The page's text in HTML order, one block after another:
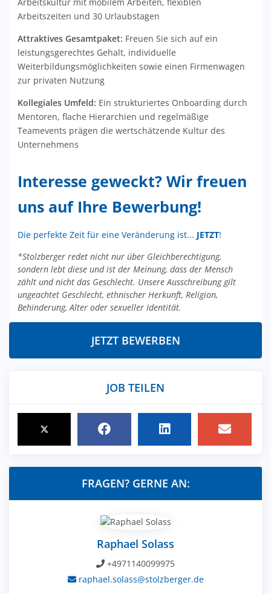
Arbeitszeiten und 30 Urlaubstagen
Attraktives Gesamtpaket: Freuen Sie sich auf ein
leistungsgerechtes Gehalt, individuelle
Weiterbildungsmöglichkeiten sowie einen Firmenwagen
zur privaten Nutzung
Kollegiales Umfeld: Ein strukturiertes Onboarding durch
Mentoren, flache Hierarchien und regelmäßige
Teamevents prägen die wertschätzende Kultur des
Unternehmens
Interesse geweckt? Wir freuen
uns auf Ihre Bewerbung!
Die perfekte Zeit für eine Veränderung ist... JETZT!
*Stolzberger redet nicht nur über Gleichberechtigung,
sondern lebt diese und ist der Meinung, dass der Mensch
zählt und nicht das Geschlecht. Unsere Ausschreibung gilt
ungeachtet Geschlecht, ethnischer Herkunft, Religion,
Behinderung, Alter oder sexueller Identität.
JETZT BEWERBEN
JOB TEILEN
FRAGEN? GERNE AN:
Raphael Solass
+4971140099975
raphael.solass@stolzberger.de